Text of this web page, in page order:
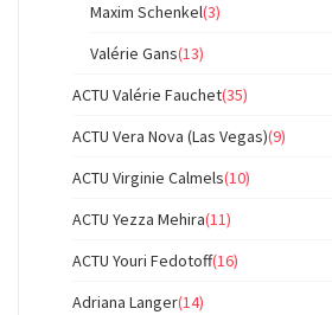
Maxim Schenkel(3)
Valérie Gans(13)
ACTU Valérie Fauchet(35)
ACTU Vera Nova (Las Vegas)(9)
ACTU Virginie Calmels(10)
ACTU Yezza Mehira(11)
ACTU Youri Fedotoff(16)
Adriana Langer(14)